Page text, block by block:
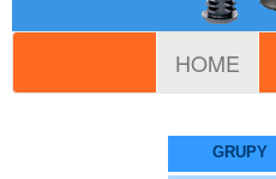
HOME
GRUPY